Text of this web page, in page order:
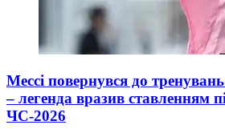
Мессі повернувся до
– легенда вразив ставленням
ЧС-2026